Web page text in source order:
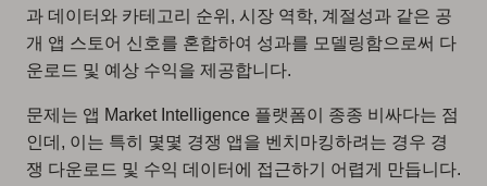
과 데이터와 카테고리 순위, 시장 역학, 계절성과 같은 공
개 앱 스토어 신호를 혼합하여 성과를 모델링함으로써 다
운로드 및 예상 수익을 제공합니다.
문제는 앱 Market Intelligence 플랫폼이 종종 비싸다는 점
인데, 이는 특히 몇몇 경쟁 앱을 벤치마킹하려는 경우 경
쟁 다운로드 및 수익 데이터에 접근하기 어렵게 만듭니다.